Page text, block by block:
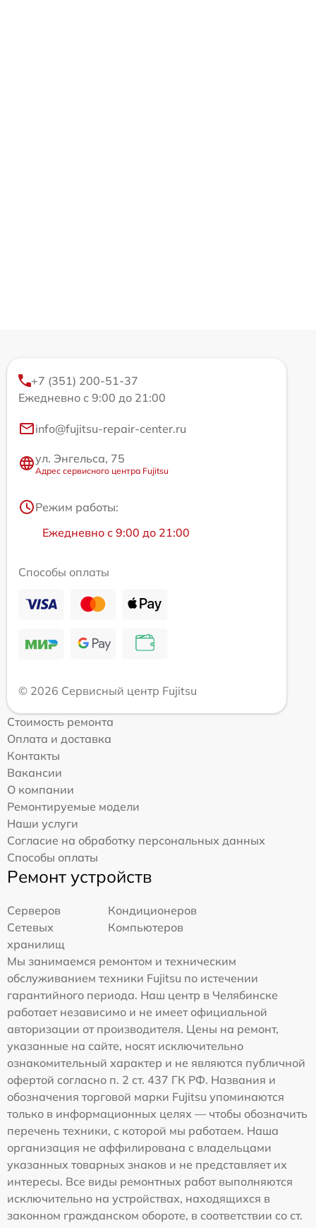
+7 (351) 200-51-37
Ежедневно с 9:00 до 21:00
info@fujitsu-repair-center.ru
ул. Энгельса, 75
Адрес сервисного центра Fujitsu
Режим работы:
Ежедневно с 9:00 до 21:00
Способы оплаты
© 2026 Сервисный центр Fujitsu
Стоимость ремонта
Оплата и доставка
Контакты
Вакансии
О компании
Ремонтируемые модели
Наши услуги
Согласие на обработку персональных данных
Способы оплаты
Ремонт устройств
Серверов
Кондиционеров
Сетевых
хранилищ
Компьютеров
Мы занимаемся ремонтом и техническим
обслуживанием техники Fujitsu по истечении
гарантийного периода. Наш центр в Челябинске
работает независимо и не имеет официальной
авторизации от производителя. Цены на ремонт,
указанные на сайте, носят исключительно
ознакомительный характер и не являются публичной
офертой согласно п. 2 ст. 437 ГК РФ. Названия и
обозначения торговой марки Fujitsu упоминаются
только в информационных целях — чтобы обозначить
перечень техники, с которой мы работаем. Наша
организация не аффилирована с владельцами
указанных товарных знаков и не представляет их
интересы. Все виды ремонтных работ выполняются
исключительно на устройствах, находящихся в
законном гражданском обороте, в соответствии со ст.